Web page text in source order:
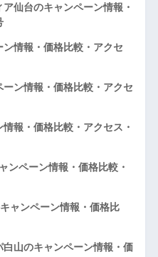
仙台のキャンペーン情報・
情報・価格比較・アクセ
ン情報・価格比較・アクセ
報・価格比較・アクセス・
ペーン情報・価格比較・
ャンペーン情報・価格比
山のキャンペーン情報・価